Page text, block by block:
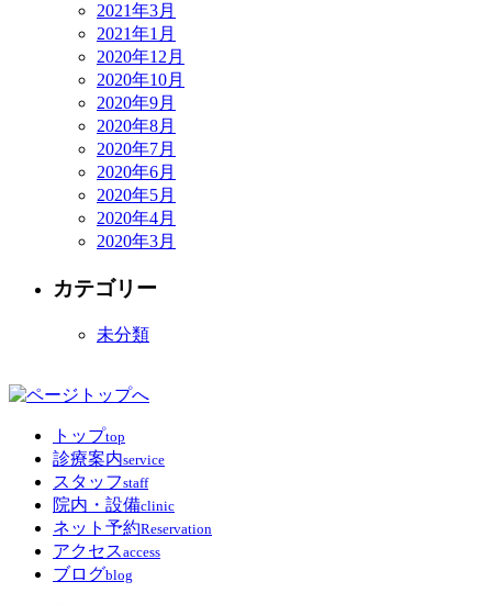
2021年3月
2021年1月
2020年12月
2020年10月
2020年9月
2020年8月
2020年7月
2020年6月
2020年5月
2020年4月
2020年3月
カテゴリー
未分類
トップtop
診療案内service
スタッフstaff
院内・設備clinic
ネット予約Reservation
アクセスaccess
ブログblog